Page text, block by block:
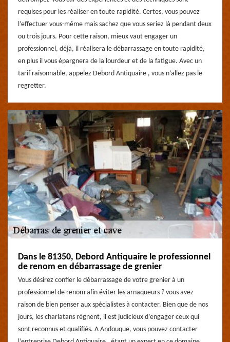
requises pour les réaliser en toute rapidité. Certes, vous pouvez
l’effectuer vous-même mais sachez que vous seriez là pendant deux
ou trois jours. Pour cette raison, mieux vaut engager un
professionnel, déjà, il réalisera le débarrassage en toute rapidité,
en plus il vous épargnera de la lourdeur et de la fatigue. Avec un
tarif raisonnable, appelez Debord Antiquaire , vous n’allez pas le
regretter.
Dans le 81350, Debord Antiquaire le professionnel
de renom en débarrassage de grenier
Vous désirez confier le débarrassage de votre grenier à un
professionnel de renom afin éviter les arnaqueurs ? vous avez
raison de bien penser aux spécialistes à contacter. Bien que de nos
jours, les charlatans règnent, il est judicieux d’engager ceux qui
sont reconnus et qualifiés. A Andouque, vous pouvez contacter